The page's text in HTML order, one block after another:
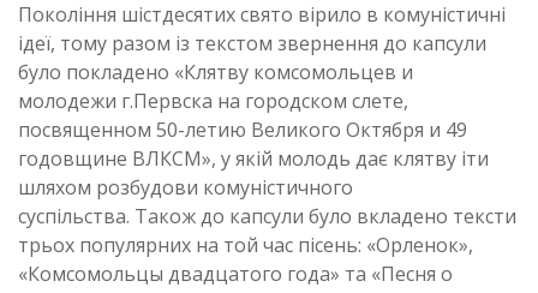
Покоління шістдесятих свято вірило в комуністичні
ідеї, тому разом із текстом звернення до капсули
було покладено «Клятву комсомольцев и
молодежи г.Первска на городском слете,
посвященном 50-летию Великого Октября и 49
годовщине ВЛКСМ», у якій молодь дає клятву іти
шляхом розбудови комуністичного
суспільства. Також до капсули було вкладено тексти
трьох популярних на той час пісень: «Орленок»,
«Комсомольцы двадцатого года» та «Песня о